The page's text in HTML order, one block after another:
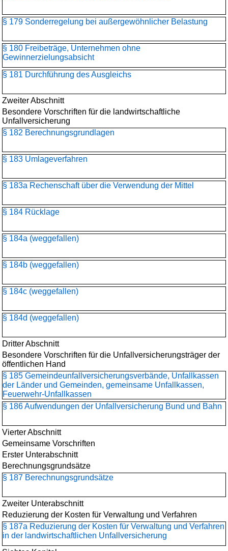
§ 179 Sonderregelung bei außergewöhnlicher Belastung
§ 180 Freibeträge, Unternehmen ohne
Gewinnerzielungsabsicht
§ 181 Durchführung des Ausgleichs
Zweiter Abschnitt
Besondere Vorschriften für die landwirtschaftliche
Unfallversicherung
§ 182 Berechnungsgrundlagen
§ 183 Umlageverfahren
§ 183a Rechenschaft über die Verwendung der Mittel
§ 184 Rücklage
§ 184a (weggefallen)
§ 184b (weggefallen)
§ 184c (weggefallen)
§ 184d (weggefallen)
Dritter Abschnitt
Besondere Vorschriften für die Unfallversicherungsträger der
öffentlichen Hand
§ 185 Gemeindeunfallversicherungs­verbände, Unfallkassen
der Länder und Gemeinden, gemeinsame Unfallkassen,
Feuerwehr-Unfallkassen
§ 186 Aufwendungen der Unfallversicherung Bund und Bahn
Vierter Abschnitt
Gemeinsame Vorschriften
Erster Unterabschnitt
Berechnungsgrundsätze
§ 187 Berechnungsgrundsätze
Zweiter Unterabschnitt
Reduzierung der Kosten für Verwaltung und Verfahren
§ 187a Reduzierung der Kosten für Verwaltung und Verfahren
in der landwirtschaftlichen Unfallversicherung